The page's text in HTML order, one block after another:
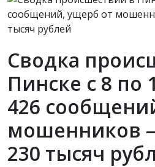
Сводка
Пинске с 8 по
426
мошенников
230 тысяч